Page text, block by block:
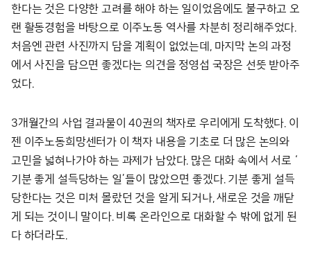
한다는 것은 다양한 고려를 해야 하는 일이었음에도 불구하고 오
랜 활동경험을 바탕으로 이주노동 역사를 차분히 정리해주었다.
처음엔 관련 사진까지 담을 계획이 없었는데, 마지막 논의 과정
에서 사진을 담으면 좋겠다는 의견을 정영섭 국장은 선뜻 받아주
었다.
3개월간의 사업 결과물이 40권의 책자로 우리에게 도착했다. 이
젠 이주노동희망센터가 이 책자 내용을 기초로 더 많은 논의와
고민을 넓혀나가야 하는 과제가 남았다. 많은 대화 속에서 서로 ‘
기분 좋게 설득당하는 일’들이 많았으면 좋겠다. 기분 좋게 설득
당한다는 것은 미처 몰랐던 것을 알게 되거나, 새로운 것을 깨닫
게 되는 것이니 말이다. 비록 온라인으로 대화할 수 밖에 없게 된
다 하더라도.